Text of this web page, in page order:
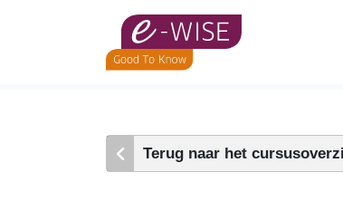
Terug naar het